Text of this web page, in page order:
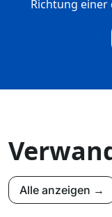
Richtung
Alle anzeigen →